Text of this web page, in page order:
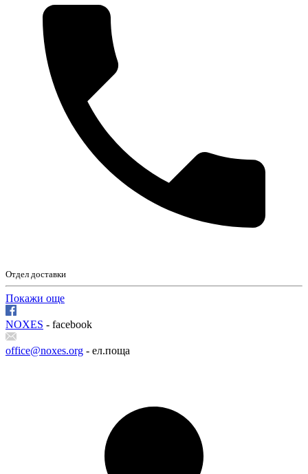
Отдел доставки
Покажи още
NOXES - facebook
office@noxes.org - ел.поща